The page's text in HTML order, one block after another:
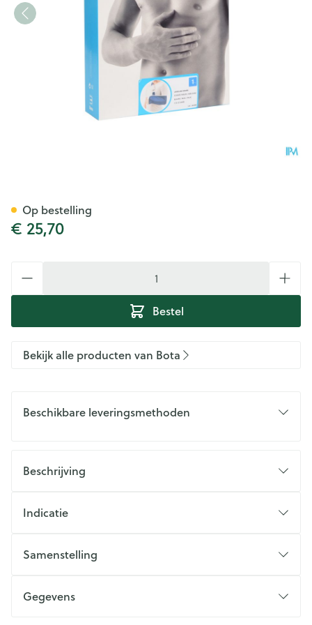
€ 25,70
Bestel
Op bestelling
Bekijk alle producten van Bota
Beschikbare leveringsmethoden
Beschrijving
Indicatie
Samenstelling
Gegevens